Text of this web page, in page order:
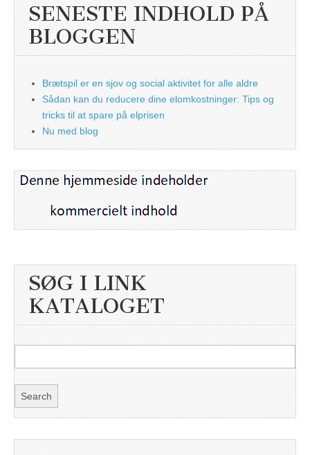
SENESTE INDHOLD PÅ
BLOGGEN
Brætspil er en sjov og social aktivitet for alle aldre
Sådan kan du reducere dine elomkostninger: Tips og
tricks til at spare på elprisen
Nu med blog
SØG I LINK
KATALOGET